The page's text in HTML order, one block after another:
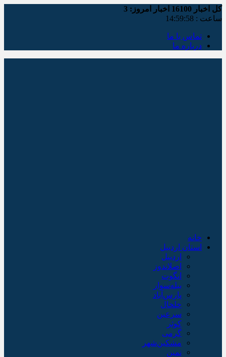
کل اخبار اخبار امروز: 3
ساعت : 14:59:58
تماس با ما
درباره ما
خانه
استان اردبیل
اردبیل
اصلاندوز
انگوت
بیله‌سوار
پارس‌آباد
خلخال
سرعین
کوثر
گرمی
مشکین‌شهر
نمین